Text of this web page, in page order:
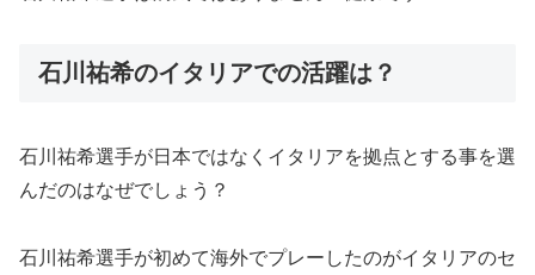
石川祐希のイタリアでの活躍は？
石川祐希選手が日本ではなくイタリアを拠点とする事を選
んだのはなぜでしょう？
石川祐希選手が初めて海外でプレーしたのがイタリアのセ